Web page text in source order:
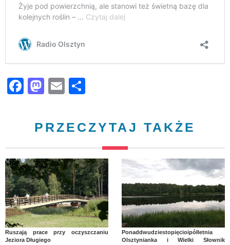
Facebook
Mastodon
Email
PRZECZYTAJ TAKŻE
Ruszają prace przy oczyszczaniu
Jeziora Długiego
Ponaddwudziestopięcioipółletnia
Olsztynianka i Wielki Słownik